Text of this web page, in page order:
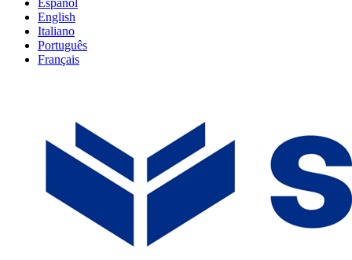
Español
English
Italiano
Português
Français